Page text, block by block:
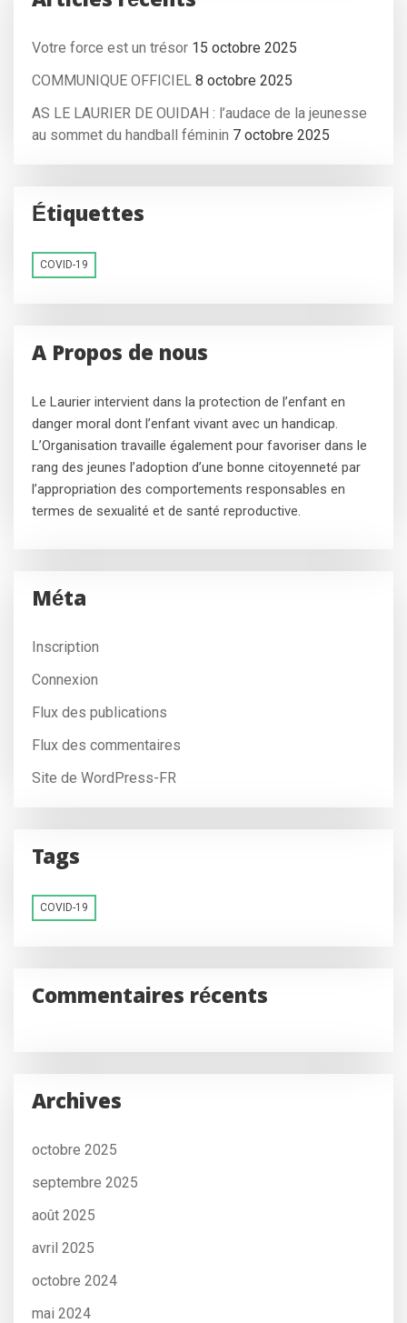
Votre force est un trésor 15 octobre 2025
COMMUNIQUE OFFICIEL 8 octobre 2025
AS LE LAURIER DE OUIDAH : l’audace de la jeunesse
au sommet du handball féminin 7 octobre 2025
Étiquettes
COVID-19
A Propos de nous
Le Laurier intervient dans la protection de l’enfant en
danger moral dont l’enfant vivant avec un handicap.
L’Organisation travaille également pour favoriser dans le
rang des jeunes l’adoption d’une bonne citoyenneté par
l’appropriation des comportements responsables en
termes de sexualité et de santé reproductive.
Méta
Inscription
Connexion
Flux des publications
Flux des commentaires
Site de WordPress-FR
Tags
COVID-19
Commentaires récents
Archives
octobre 2025
septembre 2025
août 2025
avril 2025
octobre 2024
mai 2024